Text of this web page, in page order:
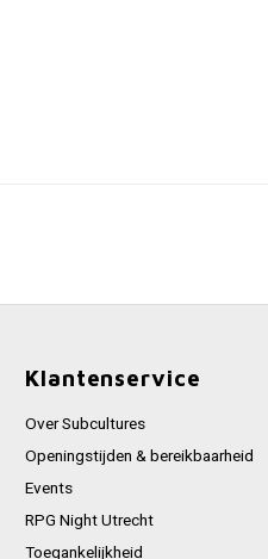
Klantenservice
Over Subcultures
Openingstijden & bereikbaarheid
Events
RPG Night Utrecht
Toegankelijkheid